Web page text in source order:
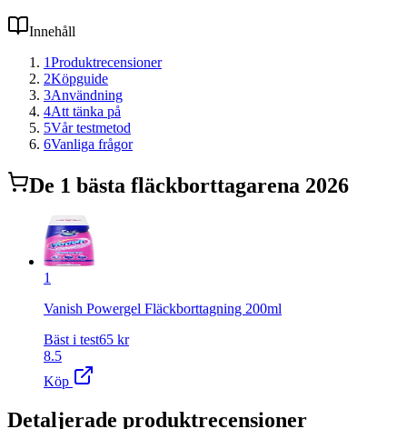
Innehåll
1Produktrecensioner
2Köpguide
3Användning
4Att tänka på
5Vår testmetod
6Vanliga frågor
De 1 bästa fläckborttagarena 2026
1
Vanish Powergel Fläckborttagning 200ml
Bäst i test65 kr
8.5
Köp
Detaljerade produktrecensioner